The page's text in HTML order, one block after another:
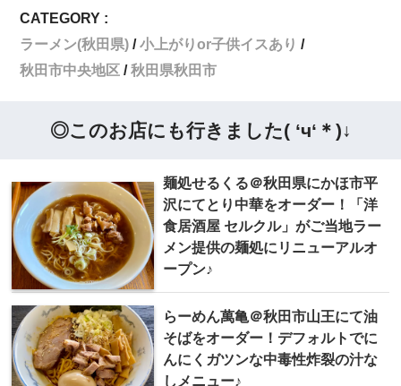
CATEGORY :
ラーメン(秋田県)
小上がりor子供イスあり
秋田市中央地区
秋田県秋田市
◎このお店にも行きました( ‘ч‘＊)↓
麺処せるくる＠秋田県にかほ市平
沢にてとり中華をオーダー！「洋
食居酒屋 セルクル」がご当地ラー
メン提供の麺処にリニューアルオ
ープン♪
らーめん萬亀＠秋田市山王にて油
そばをオーダー！デフォルトでに
んにくガツンな中毒性炸裂の汁な
しメニュー♪